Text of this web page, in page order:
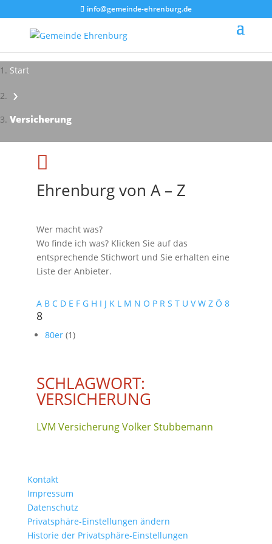
info@gemeinde-ehrenburg.de
Start
›
Versicherung
Impressionen - Mareike Kranz

Ehrenburg von A – Z
Wer macht was?
Wo finde ich was? Klicken Sie auf das
entsprechende Stichwort und Sie erhalten eine
Liste der Anbieter.
A B C D E F G H I J K L M N O P R S T U V W Z Ö 8
8
80er (1)
SCHLAGWORT:
VERSICHERUNG
LVM Versicherung Volker Stubbemann
Kontakt
Impressum
Datenschutz
Privatsphäre-Einstellungen ändern
Historie der Privatsphäre-Einstellungen